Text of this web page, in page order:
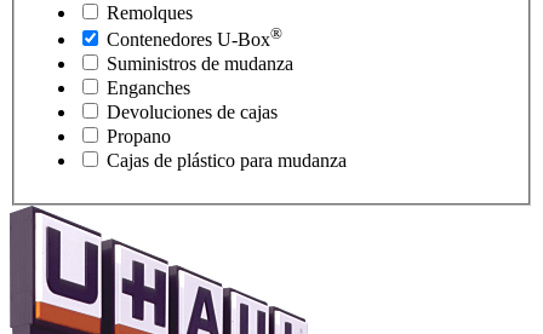
Remolques
Contenedores U-Box®
Suministros de mudanza
Enganches
Devoluciones de cajas
Propano
Cajas de plástico para mudanza